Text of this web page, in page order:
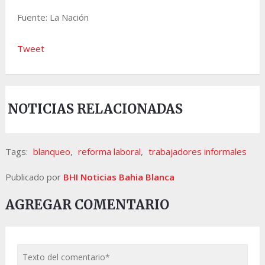
Fuente: La Nación
Tweet
NOTICIAS RELACIONADAS
Tags: blanqueo, reforma laboral, trabajadores informales
Publicado por BHI Noticias Bahia Blanca
AGREGAR COMENTARIO